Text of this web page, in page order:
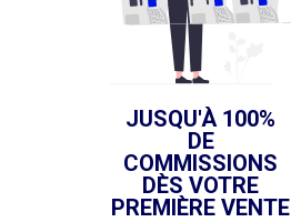
JUSQU'À 100%
DE
COMMISSIONS
DÈS VOTRE
PREMIÈRE VENTE